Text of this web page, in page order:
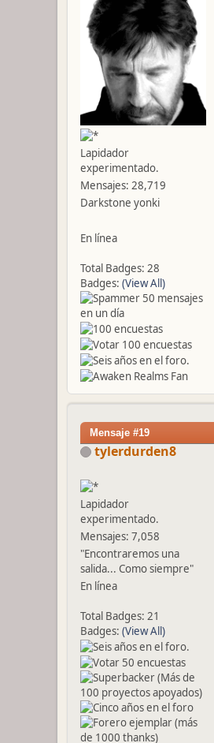
Lapidador
experimentado.
Mensajes: 28,719
Darkstone yonki
En línea
Total Badges: 28
Badges: (View All)
Mensaje #19
tylerdurden8
Lapidador
experimentado.
Mensajes: 7,058
"Encontraremos una
salida... Como siempre"
En línea
Total Badges: 21
Badges: (View All)